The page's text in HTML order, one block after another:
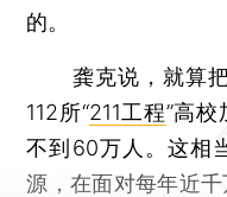
的。
龚克说，就算把
112所“211工程”高
不到60万人。这相
源，在面对每年近